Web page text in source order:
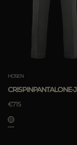
HOSEN
CRISPINPANTALONE-J
€715